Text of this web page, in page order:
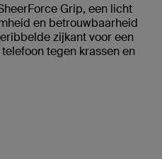
Grip, een licht
en betrouwbaarheid
zijkant voor een
tegen krassen en